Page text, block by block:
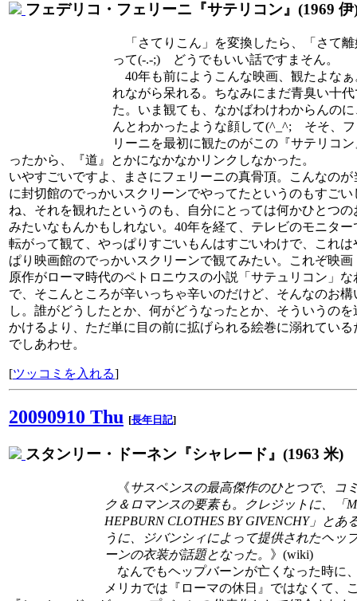
フェデリコ・フェリーニ『サテリコン』(1969 伊
「さてりこん」を変換したら、「さて離
って(-.-;) どうでもいい話ですまそん。
40年も前にようこんな映画、観たよなぁ
れながら呆れる。ちなみにまだ青臭い十
た。いま観ても、なかばわけわからんの
んとわかったような顔して(^_^; そそ、
リーニを最初に観たのがこの『サテリコ
ったから、『道』とかになかなかリンクしなかった。
いやすごいですよ、まさにフェリーニの真骨頂。こんなのが
に封切館のでっかいスクリーンでやってたというのもすごい
ね、それを観れたというのも、自分にとっては何かひとつの
みたいなもんかもしれない。40年を経て、テレビのモニター
転がって観て、やっぱりすごいもんはすごいわけで、これは
ぱり映画館のでっかいスクリーンで観てみたい。これぞ映画
原作がローマ時代のペトロニウスの小説「サテュリコン」な
で、そこんところが辛いっちゃ辛いのだけど、そんなのお構
し。誰がどうしたとか、何がどうなったとか、そういうのを
かけるより、ただ単に目の前に拡げられる絵巻に溺れている
でしあわせ。
[ツッコミを入れる]
20090910 Thu [長年日記]
スタンリー・ドーネン『シャレード』(1963 米)
《サスペンスの最高傑作のひとつで、コ
ク＆ロマンスの要素も。クレジットに、「
HEPBURN CLOTHES BY GIVENCHY」とあ
うに、ジバンシィによって提供されたヘッ
ーンの衣装が話題となった。 》(wiki)
なんでもヘップバーンが亡くなった時に
メリカでは『ローマの休日』ではなくて、